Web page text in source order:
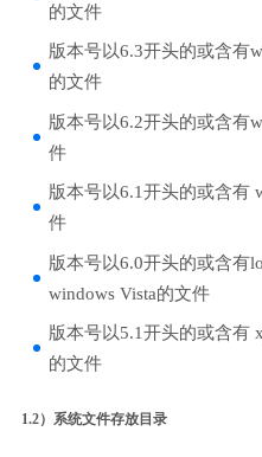
的文件
版本号以6.3开头的或含有
的文件
版本号以6.2开头的或含有
件
版本号以6.1开头的或含有
件
版本号以6.0开头的或含有
windows Vista的文件
版本号以5.1开头的或含有
的文件
1.2）系统文件存放目录